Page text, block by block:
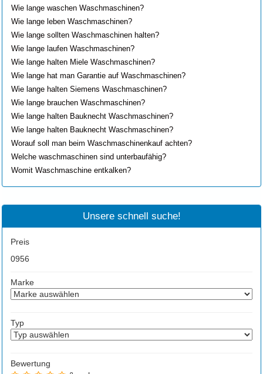
Wie lange waschen Waschmaschinen?
Wie lange leben Waschmaschinen?
Wie lange sollten Waschmaschinen halten?
Wie lange laufen Waschmaschinen?
Wie lange halten Miele Waschmaschinen?
Wie lange hat man Garantie auf Waschmaschinen?
Wie lange halten Siemens Waschmaschinen?
Wie lange brauchen Waschmaschinen?
Wie lange halten Bauknecht Waschmaschinen?
Wie lange halten Bauknecht Waschmaschinen?
Worauf soll man beim Waschmaschinenkauf achten?
Welche waschmaschinen sind unterbaufähig?
Womit Waschmaschine entkalken?
Unsere schnell suche!
Preis
0956
Marke
Typ
Bewertung